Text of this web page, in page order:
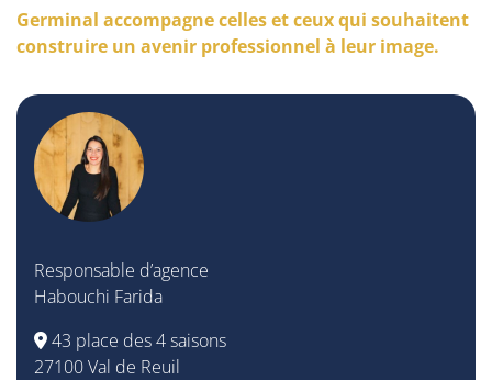
Germinal accompagne celles et ceux qui souhaitent
construire un avenir professionnel à leur image.
Responsable d’agence
Habouchi Farida
43 place des 4 saisons
27100 Val de Reuil